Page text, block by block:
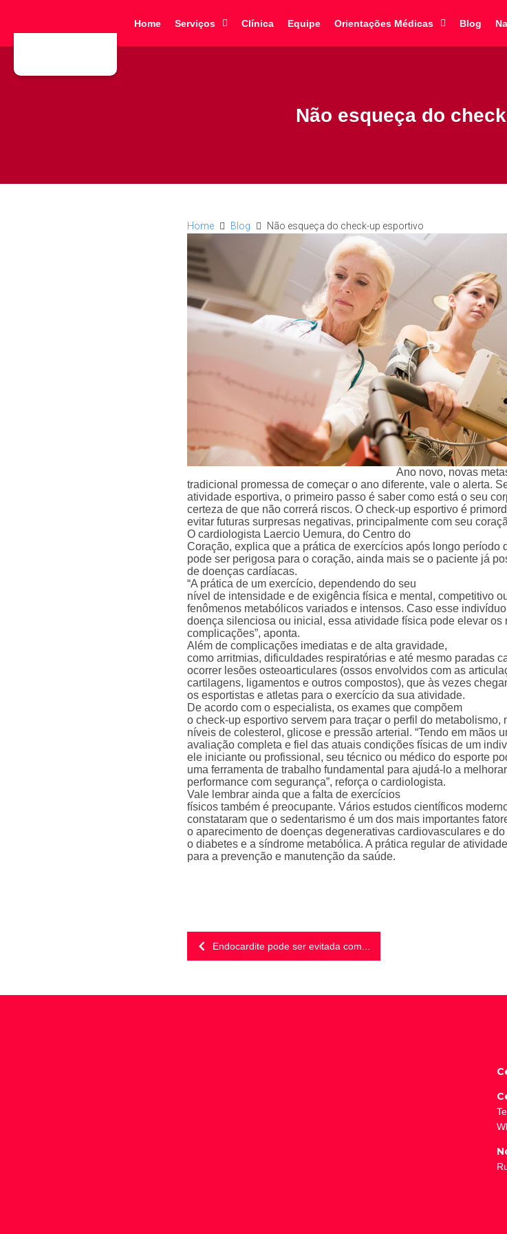
Home Serviços Clínica Equipe Orientações Médicas Blog
Não esqueça do
Home Blog Não esqueça do check-up esportivo
Ano novo, novas
tradicional promessa de começar o ano diferente, vale o alerta.
atividade esportiva, o primeiro passo é saber como está o seu
certeza de que não correrá riscos. O check-up esportivo é
evitar futuras surpresas negativas, principalmente com seu
O cardiologista Laercio Uemura, do Centro do
Coração, explica que a prática de exercícios após longo período
pode ser perigosa para o coração, ainda mais se o paciente já
de doenças cardíacas.
“A prática de um exercício, dependendo do seu
nível de intensidade e de exigência física e mental, competitivo
fenômenos metabólicos variados e intensos. Caso esse
doença silenciosa ou inicial, essa atividade física pode elevar os
complicações”, aponta.
Além de complicações imediatas e de alta gravidade,
como arritmias, dificuldades respiratórias e até mesmo paradas
ocorrer lesões osteoarticulares (ossos envolvidos com as
cartilagens, ligamentos e outros compostos), que às vezes
os esportistas e atletas para o exercício da sua atividade.
De acordo com o especialista, os exames que compõem
o check-up esportivo servem para traçar o perfil do metabolismo,
níveis de colesterol, glicose e pressão arterial. “Tendo em mãos
avaliação completa e fiel das atuais condições físicas de um
ele iniciante ou profissional, seu técnico ou médico do esporte
uma ferramenta de trabalho fundamental para ajudá-lo a
performance com segurança”, reforça o cardiologista.
Vale lembrar ainda que a falta de exercícios
físicos também é preocupante. Vários estudos científicos
constataram que o sedentarismo é um dos mais importantes
o aparecimento de doenças degenerativas cardiovasculares e
o diabetes e a síndrome metabólica. A prática regular de
para a prevenção e manutenção da saúde.
Endocardite pode ser evitada com...